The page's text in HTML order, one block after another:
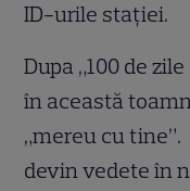
ID-urile stației.
Dupa „100 de
în această
„mereu cu
devin vedete în